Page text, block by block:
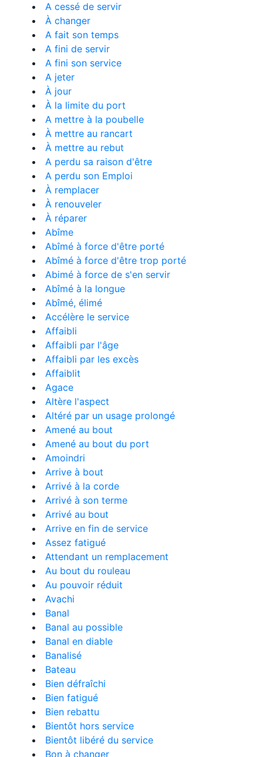
A cessé de servir
À changer
A fait son temps
A fini de servir
A fini son service
A jeter
À jour
À la limite du port
A mettre à la poubelle
À mettre au rancart
À mettre au rebut
A perdu sa raison d'être
A perdu son Emploi
À remplacer
À renouveler
À réparer
Abîme
Abîmé à force d'être porté
Abîmé à force d'être trop porté
Abimé à force de s'en servir
Abîmé à la longue
Abîmé, élimé
Accélère le service
Affaibli
Affaibli par l'âge
Affaibli par les excès
Affaiblit
Agace
Altère l'aspect
Altéré par un usage prolongé
Amené au bout
Amené au bout du port
Amoindri
Arrive à bout
Arrivé à la corde
Arrivé à son terme
Arrivé au bout
Arrive en fin de service
Assez fatigué
Attendant un remplacement
Au bout du rouleau
Au pouvoir réduit
Avachi
Banal
Banal au possible
Banal en diable
Banalisé
Bateau
Bien défraîchi
Bien fatigué
Bien rebattu
Bientôt hors service
Bientôt libéré du service
Bon à changer